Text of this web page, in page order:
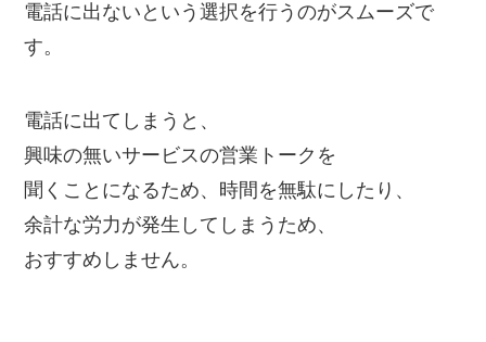
電話に出ないという選択を行うのがスムーズで
す。
電話に出てしまうと、
興味の無いサービスの営業トークを
聞くことになるため、時間を無駄にしたり、
余計な労力が発生してしまうため、
おすすめしません。